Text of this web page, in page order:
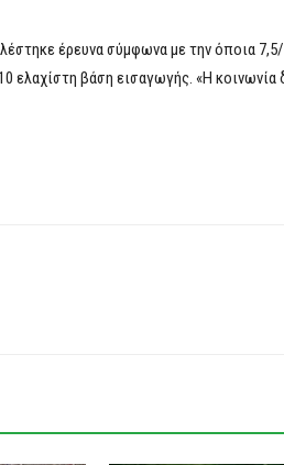
έρευνα σύμφωνα με την όποια
ελαχίστη βάση εισαγωγής. «Η κοινωνία